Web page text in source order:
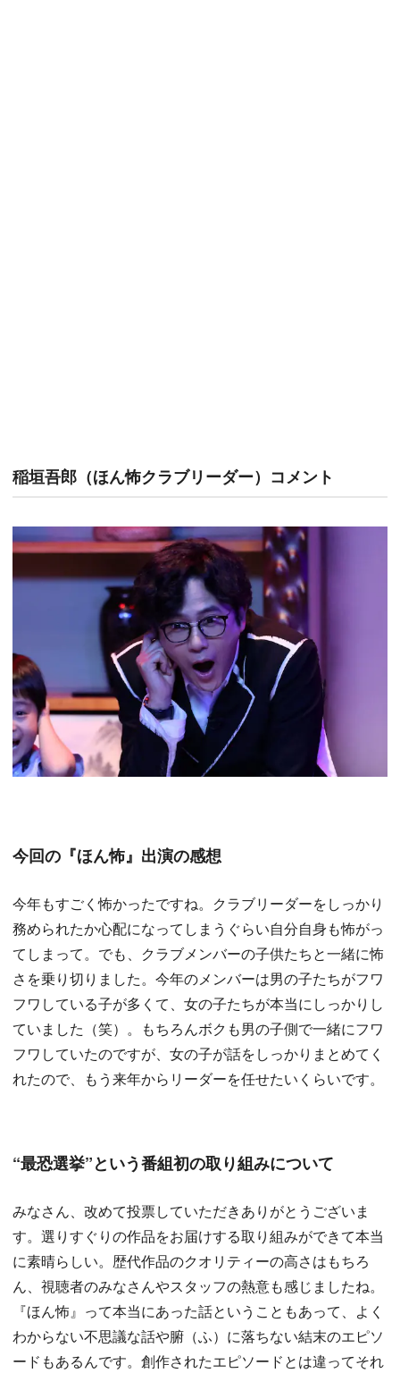
稲垣吾郎（ほん怖クラブリーダー）コメント
今回の『ほん怖』出演の感想
今年もすごく怖かったですね。クラブリーダーをしっかり
務められたか心配になってしまうぐらい自分自身も怖がっ
てしまって。でも、クラブメンバーの子供たちと一緒に怖
さを乗り切りました。今年のメンバーは男の子たちがフワ
フワしている子が多くて、女の子たちが本当にしっかりし
ていました（笑）。もちろんボクも男の子側で一緒にフワ
フワしていたのですが、女の子が話をしっかりまとめてく
れたので、もう来年からリーダーを任せたいくらいです。
“最恐選挙”という番組初の取り組みについて
みなさん、改めて投票していただきありがとうございま
す。選りすぐりの作品をお届けする取り組みができて本当
に素晴らしい。歴代作品のクオリティーの高さはもちろ
ん、視聴者のみなさんやスタッフの熱意も感じましたね。
『ほん怖』って本当にあった話ということもあって、よく
わからない不思議な話や腑（ふ）に落ちない結末のエピソ
ードもあるんです。創作されたエピソードとは違ってそれ